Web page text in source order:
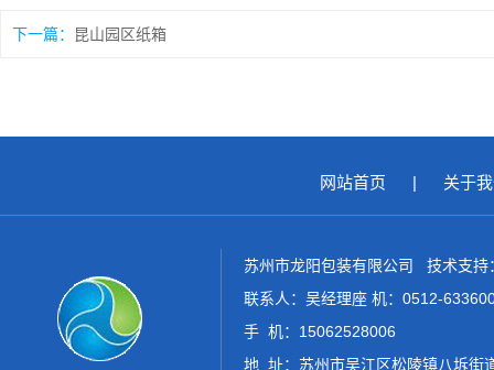
下一篇： 昆山园区纸箱
网站首页 | 关于
苏州市龙阳包装有限公司 技术支持
联系人：吴经理座 机：0512-
手 机：15062528006
地 址：苏州市吴江区松陵镇八坼街